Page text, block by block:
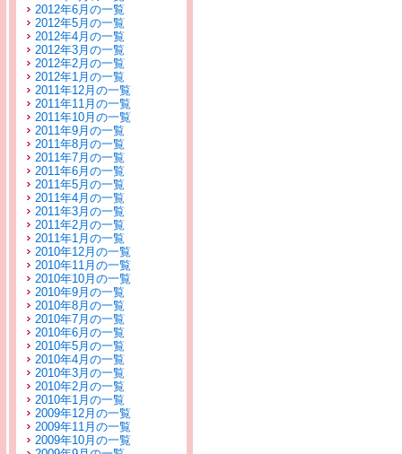
2012年6月の一覧
2012年5月の一覧
2012年4月の一覧
2012年3月の一覧
2012年2月の一覧
2012年1月の一覧
2011年12月の一覧
2011年11月の一覧
2011年10月の一覧
2011年9月の一覧
2011年8月の一覧
2011年7月の一覧
2011年6月の一覧
2011年5月の一覧
2011年4月の一覧
2011年3月の一覧
2011年2月の一覧
2011年1月の一覧
2010年12月の一覧
2010年11月の一覧
2010年10月の一覧
2010年9月の一覧
2010年8月の一覧
2010年7月の一覧
2010年6月の一覧
2010年5月の一覧
2010年4月の一覧
2010年3月の一覧
2010年2月の一覧
2010年1月の一覧
2009年12月の一覧
2009年11月の一覧
2009年10月の一覧